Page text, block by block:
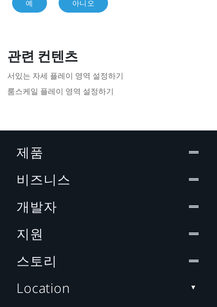
예 아니오
관련 컨텐츠
서있는 자세 플레이 영역 설정하기
룸스케일 플레이 영역 설정하기
제품
비즈니스
개발자
지원
스토리
Location